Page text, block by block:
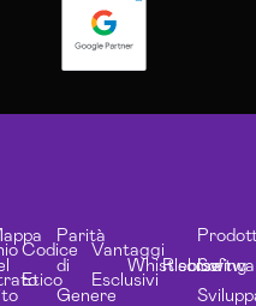
Codice
Etico
Parità
di
Genere
Vantaggi
Esclusivi
Whistleblowing
Risorse